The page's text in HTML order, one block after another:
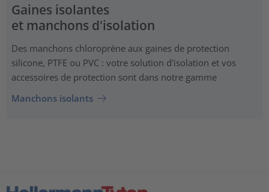
Gaines isolantes
et manchons d'isolation
Des manchons chloroprène aux gaines de protection
silicone, PTFE ou PVC : votre solution d'isolation et vos
accessoires de protection sont dans notre gamme
Manchons isolants